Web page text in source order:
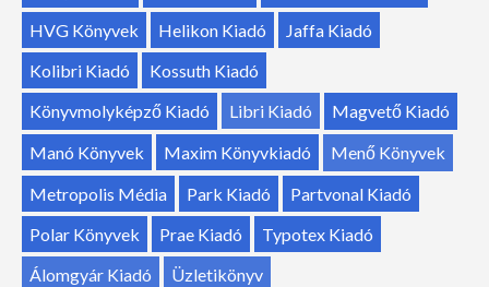
HVG Könyvek
Helikon Kiadó
Jaffa Kiadó
Kolibri Kiadó
Kossuth Kiadó
Könyvmolyképző Kiadó
Libri Kiadó
Magvető Kiadó
Manó Könyvek
Maxim Könyvkiadó
Menő Könyvek
Metropolis Média
Park Kiadó
Partvonal Kiadó
Polar Könyvek
Prae Kiadó
Typotex Kiadó
Álomgyár Kiadó
Üzletikönyv